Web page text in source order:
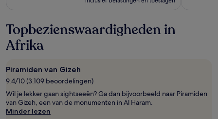
informatie
over
Topbezienswaardigheden in
Afrika
Piramiden van Gizeh
9.4/10 (3.109 beoordelingen)
Wil je lekker gaan sightseeën? Ga dan bijvoorbeeld naar Piramiden
van Gizeh, een van de monumenten in Al Haram.
Minder lezen